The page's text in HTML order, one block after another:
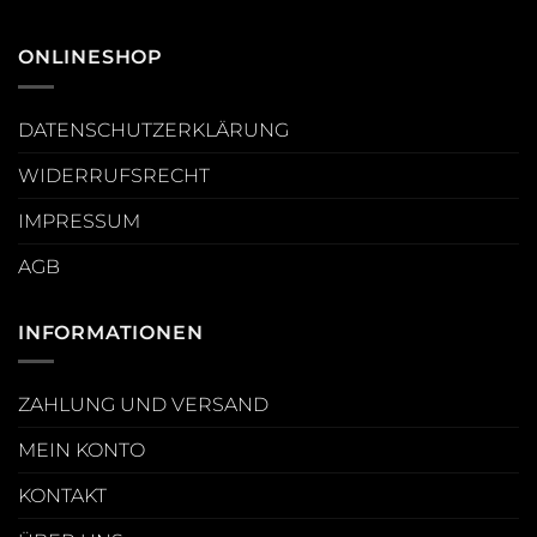
ONLINESHOP
DATENSCHUTZERKLÄRUNG
WIDERRUFSRECHT
IMPRESSUM
AGB
INFORMATIONEN
ZAHLUNG UND VERSAND
MEIN KONTO
KONTAKT